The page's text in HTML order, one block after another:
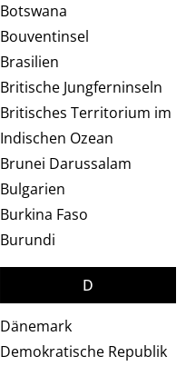
Botswana
Bouventinsel
Brasilien
Britische Jungferninseln
Britisches Territorium im
Indischen Ozean
Brunei Darussalam
Bulgarien
Burkina Faso
Burundi
D
Dänemark
Demokratische Republik